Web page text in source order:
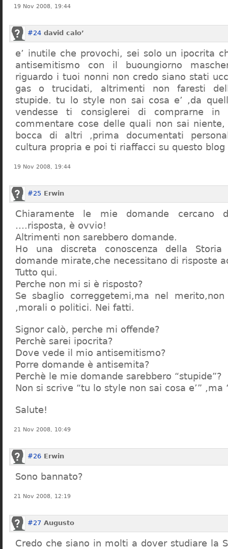
19 Nov 2008, 19:44
#24 david calo’
e’ inutile che provochi, sei solo un ipocrita
antisemitismo con il buoungiorno
riguardo i tuoi nonni non credo siano stati
gas o trucidati, altrimenti non faresti
stupide. tu lo style non sai cosa e’ ,da
vendesse ti consiglerei di comprarne in
commentare cose delle quali non sai
bocca di altri ,prima documentati
cultura propria e poi ti riaffacci su questo blog
19 Nov 2008, 19:44
#25 Erwin
Chiaramente le mie domande cercano
….risposta, è ovvio!
Altrimenti non sarebbero domande.
Ho una discreta conoscenza della
domande mirate,che necessitano di risposte
Tutto qui.
Perche non mi si è risposto?
Se sbaglio correggetemi,ma nel
,morali o politici. Nei fatti.
Signor calò, perche mi offende?
Perchè sarei ipocrita?
Dove vede il mio antisemitismo?
Porre domande è antisemita?
Perchè le mie domande sarebbero “stupide”?
Non si scrive “tu lo style non sai cosa e’” ,ma
Salute!
21 Nov 2008, 10:49
#26 Erwin
Sono bannato?
21 Nov 2008, 12:19
#27 Augusto
Credo che siano in molti a dover studiare la